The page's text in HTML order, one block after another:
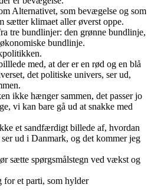
Alternativet, som bevægelse og som
sætter klimaet aller øverst oppe.
tre bundlinjer: den grønne bundlinje,
bundlinje.
med, at der er en rød og en blå
det politiske univers, ser ud,
ikke hænger sammen, det passer jo
vi kan bare gå ud at snakke med
et sandfærdigt billede af, hvordan
ud i Danmark, og det kommer jeg
sætte spørgsmålstegn ved vækst og
for et parti, som hylder